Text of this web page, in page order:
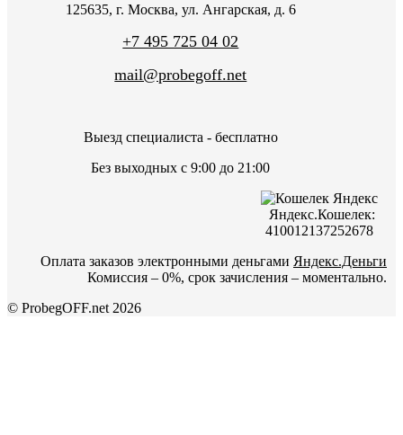
125635, г. Москва, ул. Ангарская, д. 6
+7 495 725 04 02
mail@probegoff.net
Выезд специалиста - бесплатно
Без выходных с 9:00 до 21:00
Яндекс.Кошелек:
410012137252678
Оплата заказов электронными деньгами Яндекс.Деньги
Комиссия – 0%, срок зачисления – моментально.
© ProbegOFF.net 2026